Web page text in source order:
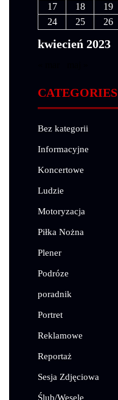
kwiecień 2023
17
18 19
24
25 26
CATEGORIES
Bez kategorii
Informacyjne
Koncertowe
Ludzie
Motoryzacja
Piłka Nożna
Plener
Podróze
poradnik
Portret
Reklamowe
Reportaż
Sesja Zdjęciowa
Ślub/Wesele